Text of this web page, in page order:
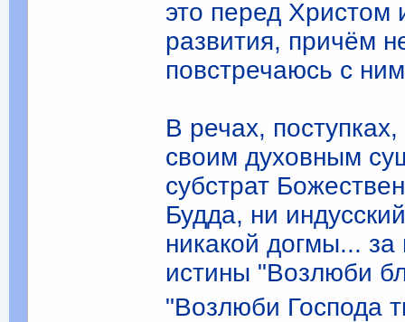
это перед Христом
развития, причём
повстречаюсь с
В речах,
своим духовным
субстрат
Будда, ни
никакой догмы...
истины "Возлюби
"Возлюби Господа